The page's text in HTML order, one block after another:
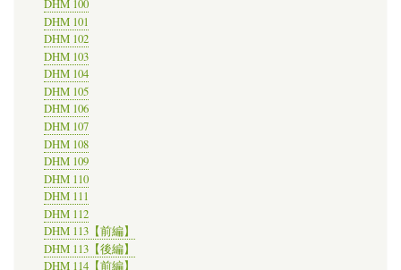
DHM 100
DHM 101
DHM 102
DHM 103
DHM 104
DHM 105
DHM 106
DHM 107
DHM 108
DHM 109
DHM 110
DHM 111
DHM 112
DHM 113【前編】
DHM 113【後編】
DHM 114【前編】